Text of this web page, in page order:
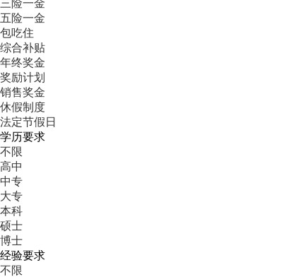
三险一金
五险一金
包吃住
综合补贴
年终奖金
奖励计划
销售奖金
休假制度
法定节假日
学历要求
不限
高中
中专
大专
本科
硕士
博士
经验要求
不限